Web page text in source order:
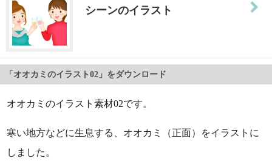
シーンのイラスト
「オオカミのイラスト02」をダウンロード
オオカミのイラスト素材02です。
寒い地方などに生息する、オオカミ（正面）をイラストに
しました。